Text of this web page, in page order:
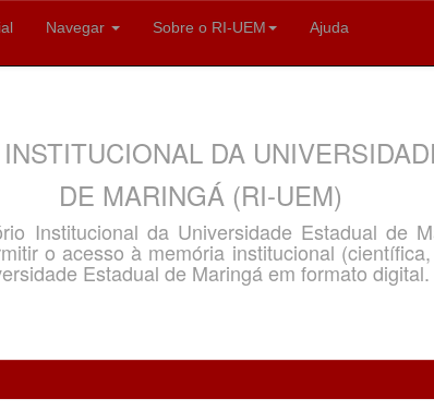
Navegar Sobre o RI-UEM Ajuda
DA
DE MARINGÁ (RI-UEM)
Institucional da Universidade Estadual de
o acesso à memória institucional
Estadual de Maringá em formato digital.